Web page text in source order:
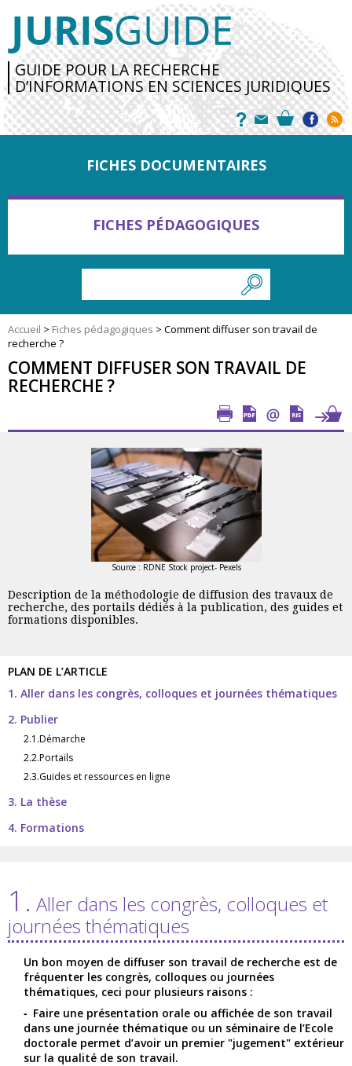
GUIDE POUR LA RECHERCHE
D’INFORMATIONS EN SCIENCES JURIDIQUES
FICHES DOCUMENTAIRES
FICHES PÉDAGOGIQUES
Accueil > Fiches pédagogiques > Comment diffuser son travail de
recherche ?
COMMENT DIFFUSER SON TRAVAIL DE
RECHERCHE ?
Source : RDNE Stock project- Pexels
Description de la méthodologie de diffusion des travaux de
recherche, des portails dédiés à la publication, des guides et
formations disponibles.
PLAN DE L’ARTICLE
1. Aller dans les congrès, colloques et journées thématiques
2. Publier
2.1.Démarche
2.2.Portails
2.3.Guides et ressources en ligne
3. La thèse
4. Formations
1. Aller dans les congrès, colloques et
journées thématiques
Un bon moyen de diffuser son travail de recherche est de
fréquenter les congrès, colloques ou journées
thématiques, ceci pour plusieurs raisons :
Faire une présentation orale ou affichée de son travail
dans une journée thématique ou un séminaire de l’Ecole
doctorale permet d’avoir un premier "jugement" extérieur
sur la qualité de son travail.